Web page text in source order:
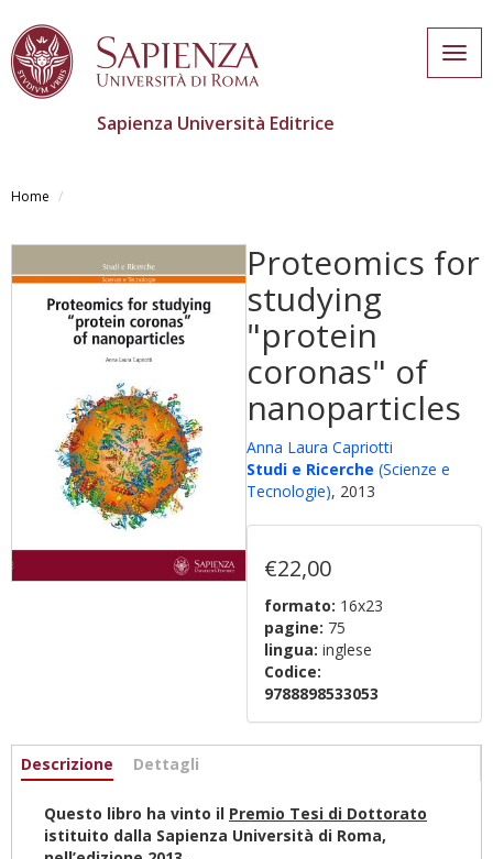
contenuto
Sapienza Università Editrice
Home
Proteomics for
studying
"protein
coronas" of
nanoparticles
Anna Laura Capriotti
Studi e Ricerche (Scienze e
Tecnologie), 2013
€22,00
formato: 16x23
pagine: 75
lingua: inglese
Codice:
9788898533053
Informazioni
Descrizione (scheda
Dettagli
Questo libro ha vinto il Premio Tesi di Dottorato
istituito dalla Sapienza Università di Roma,